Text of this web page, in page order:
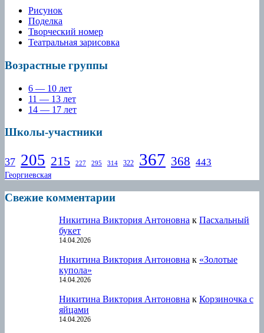
Рисунок
Поделка
Творческий номер
Театральная зарисовка
Возрастные группы
6 — 10 лет
11 — 13 лет
14 — 17 лет
Школы-участники
37 205 215 227 295 314 322 367 368 443
Георгиевская
Свежие комментарии
Никитина Виктория Антоновна к Пасхальный
букет
14.04.2026
Никитина Виктория Антоновна к «Золотые
купола»
14.04.2026
Никитина Виктория Антоновна к Корзиночка с
яйцами
14.04.2026